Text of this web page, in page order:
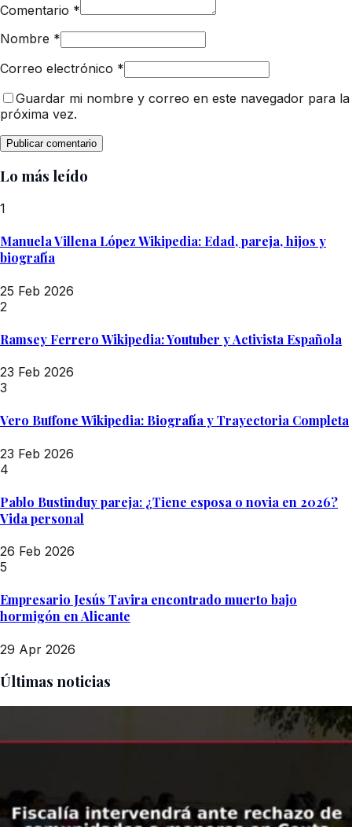
Comentario *
Nombre *
Correo electrónico *
Guardar mi nombre y correo en este navegador para la
próxima vez.
Lo más leído
1
Manuela Villena López Wikipedia: Edad, pareja, hijos y
biografía
25 Feb 2026
2
Ramsey Ferrero Wikipedia: Youtuber y Activista Española
23 Feb 2026
3
Vero Buffone Wikipedia: Biografía y Trayectoria Completa
23 Feb 2026
4
Pablo Bustinduy pareja: ¿Tiene esposa o novia en 2026?
Vida personal
26 Feb 2026
5
Empresario Jesús Tavira encontrado muerto bajo
hormigón en Alicante
29 Apr 2026
Últimas noticias